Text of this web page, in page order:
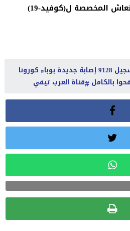
أما معدل ملء أسرة الإنعاش المخصصة ل(كوفيد-19)
المغرب : تسجيل 9128 إصابة جديدة بوباء كورونا
قناة العرب تيفي